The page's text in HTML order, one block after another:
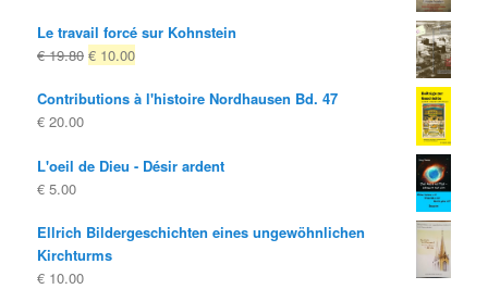
d'origine
était:
actuel
est:
Le travail forcé sur Kohnstein
€19.80 Le
d'origine
€ 10.00Le
actuel
Contributions à l'histoire Nordhausen Bd. 47
€ 20.00
L'oeil de Dieu - Désir ardent
€ 5.00
Ellrich Bildergeschichten eines ungewöhnlichen
Kirchturms
€ 10.00